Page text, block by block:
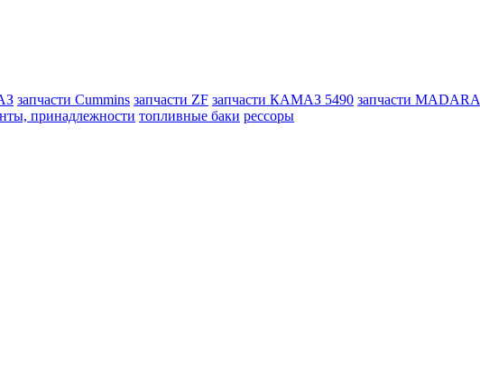
запчасти Cummins запчасти ZF запчасти КАМАЗ 5490 запчасти MADARA
принадлежности топливные баки рессоры